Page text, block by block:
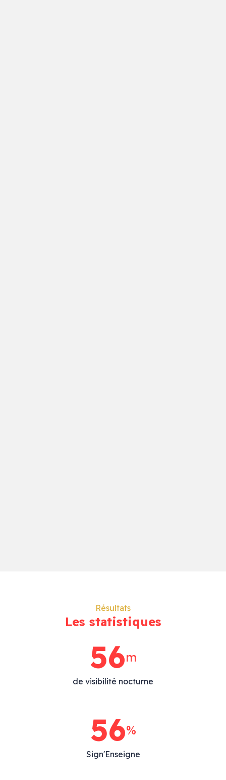
Résultats
Les statistiques
72m
de visibilité nocturne
72%
Sign'Enseigne